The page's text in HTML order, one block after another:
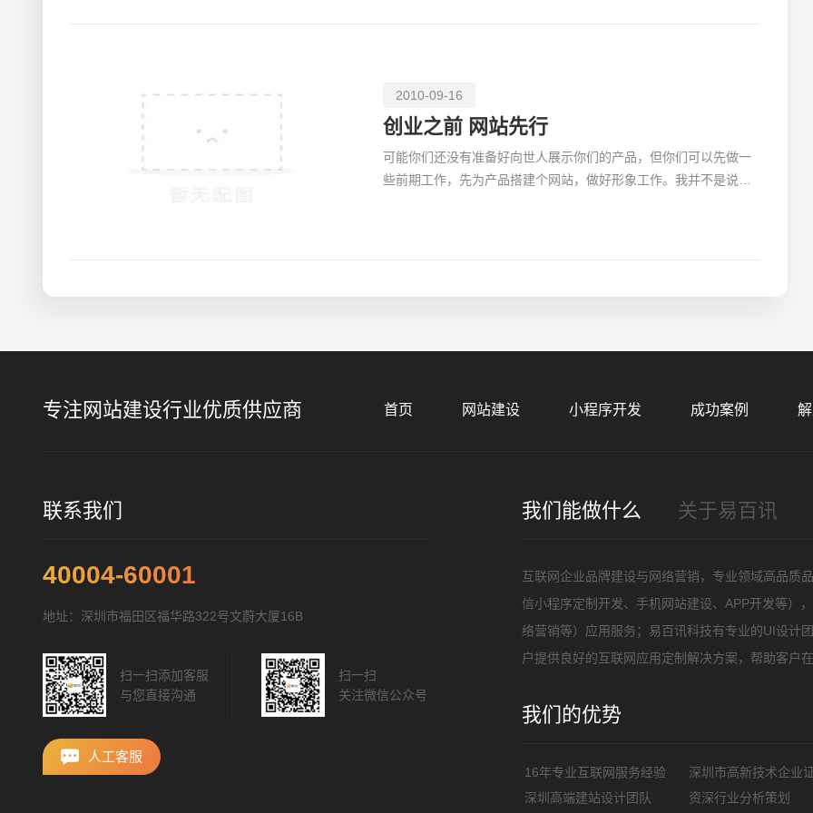
2010-09-16
创业之前 网站先行
可能你们还没有准备好向世人展示你们的产品，但你们可以先做一
些前期工作，先为产品搭建个网站，做好形象工作。我并不是说创
专注网站建设行业优质供应商 首页 网站建设 小程序开发 成功案例
联系我们
40004-60001
地址：深圳市福田区福华路322号文蔚大厦16B
扫一扫添加客服
与您直接沟通
扫一扫
关注微信公众号
人工客服
我们能做什么 关于易百讯
互联网企业品牌建设与网络营销，专业领域高品质
信小程序定制开发、手机网站建设、APP开发等）
络营销等）应用服务；易百讯科技有专业的UI设计
户提供良好的互联网应用定制解决方案，帮助客户
我们的优势
16年专业互联网服务经验 深圳市高新技术企业
深圳高端建站设计团队
资深行业分析策划